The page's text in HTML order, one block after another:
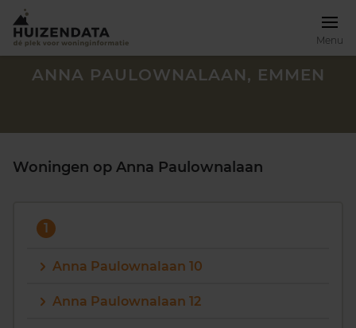
Menu
ANNA PAULOWNALAAN, EMMEN
Woningen op Anna Paulownalaan
1
Anna Paulownalaan 10
Anna Paulownalaan 12